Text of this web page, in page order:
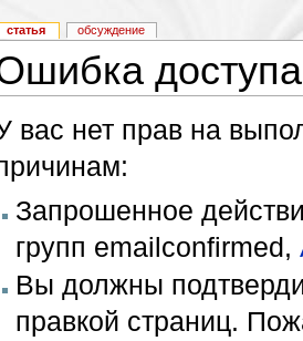
доступа
вас нет прав на
Запрошенное
групп emailconfirmed,
Вы должны
правкой страниц.
статья обсуждение